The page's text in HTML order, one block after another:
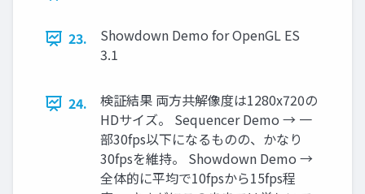
23.
Showdown Demo for OpenGL ES
3.1
24.
検証結果 両方共解像度は1280x720の
HDサイズ。 Sequencer Demo → 一
部30fps以下になるものの、かなり
30fpsを維持。 Showdown Demo →
全体的に平均で10fpsから15fps程